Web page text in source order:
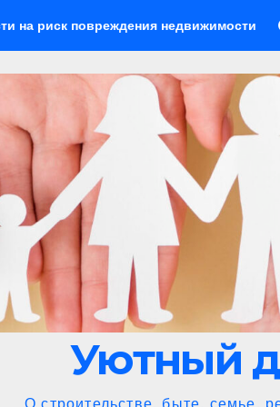
недвижимости Скамейки
Уютный
О строительстве, быте, семье,